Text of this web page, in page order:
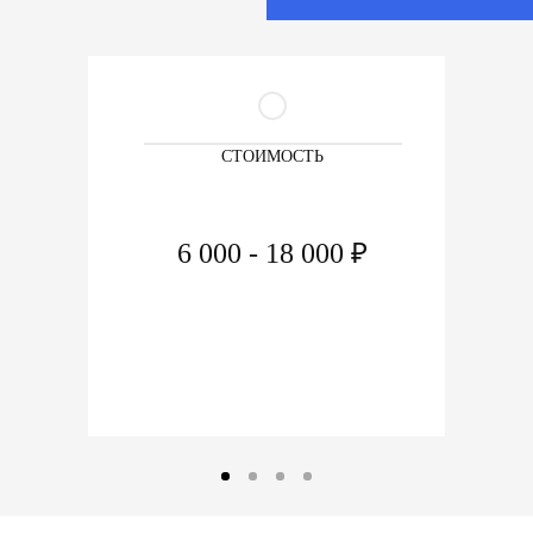
СТОИМОСТЬ
6 000 - 18 000 ₽